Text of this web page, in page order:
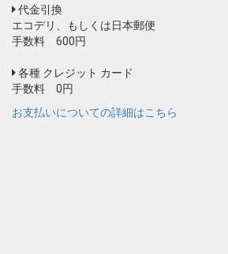
代金引換
エコデリ、もしくは日本郵便
手数料 600円
各種 クレジット カード
手数料 0円
お支払いについての詳細はこちら